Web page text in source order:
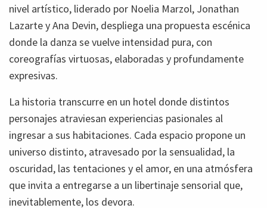
nivel artístico, liderado por Noelia Marzol, Jonathan
Lazarte y Ana Devin, despliega una propuesta escénica
donde la danza se vuelve intensidad pura, con
coreografías virtuosas, elaboradas y profundamente
expresivas.
La historia transcurre en un hotel donde distintos
personajes atraviesan experiencias pasionales al
ingresar a sus habitaciones. Cada espacio propone un
universo distinto, atravesado por la sensualidad, la
oscuridad, las tentaciones y el amor, en una atmósfera
que invita a entregarse a un libertinaje sensorial que,
inevitablemente, los devora.